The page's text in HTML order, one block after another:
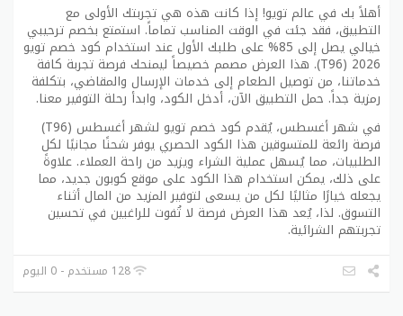
أهلاً بك في عالم تويو! إذا كانت هذه هي تجربتك الأولى مع
التطبيق، فقد جئت في الوقت المناسب تماماً. استمتع بخصم ترحيبي
خيالي يصل إلى 85% على طلبك الأول عند استخدام كود خصم تويو
2026 (T96). هذا العرض مصمم خصيصاً ليمنحك فرصة تجربة كافة
خدماتنا، من توصيل الطعام إلى خدمات الإرسال والمقاضي، بتكلفة
رمزية جداً. حمل التطبيق الآن، أدخل الكود، وابدأ رحلة التوفير معنا.
في شهر أغسطس، يُقدم كود خصم تويو لشهر أغسطس (T96)
فرصة رائعة للمتسوقين هذا الكود الحصري يوفر شحنًا مجانيًا لكل
الطلبيات، مما يُسهل عملية الشراء ويزيد من راحة العملاء. علاوةً
على ذلك، يمكن استخدام هذا الكود على موقع كوبون جديد، مما
يجعله خيارًا مثاليًا لكل من يسعى لتوفير المزيد من المال أثناء
التسوق. لذا، يُعد هذا العرض فرصة لا تُفوت للراغبين في تحسين
تجربتهم الشرائية.
128 مستخدم - 0 اليوم